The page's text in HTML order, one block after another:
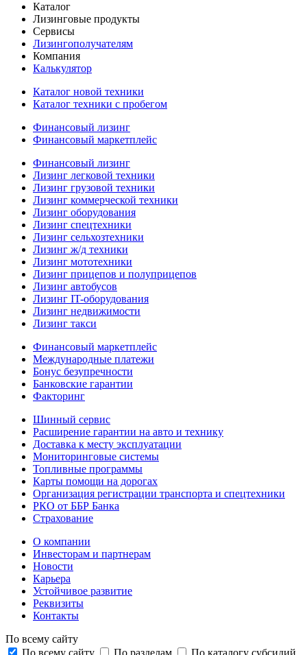
Каталог
Лизинговые продукты
Сервисы
Лизингополучателям
Компания
Калькулятор
Каталог новой техники
Каталог техники с пробегом
Финансовый лизинг
Финансовый маркетплейс
Финансовый лизинг
Лизинг легковой техники
Лизинг грузовой техники
Лизинг коммерческой техники
Лизинг оборудования
Лизинг спецтехники
Лизинг сельхозтехники
Лизинг ж/д техники
Лизинг мототехники
Лизинг прицепов и полуприцепов
Лизинг автобусов
Лизинг IT-оборудования
Лизинг недвижимости
Лизинг такси
Финансовый маркетплейс
Международные платежи
Бонус безупречности
Банковские гарантии
Факторинг
Шинный сервис
Расширение гарантии на авто и технику
Доставка к месту эксплуатации
Мониторинговые системы
Топливные программы
Карты помощи на дорогах
Организация регистрации транспорта и спецтехники
РКО от ББР Банка
Страхование
О компании
Инвесторам и партнерам
Новости
Карьера
Устойчивое развитие
Реквизиты
Контакты
По всему сайту
По всему сайту
По разделам
По каталогу субсидий